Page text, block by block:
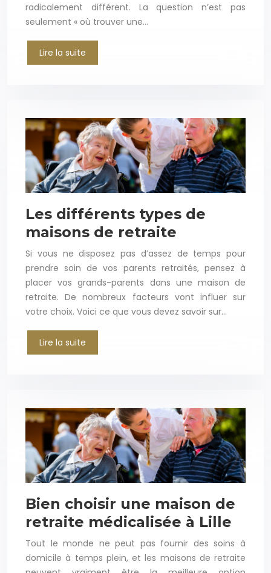
radicalement différent. La question n’est pas
seulement « où trouver une…
Lire la suite
Les différents types de
maisons de retraite
Si vous ne disposez pas d’assez de temps pour
prendre soin de vos parents retraités, pensez à
placer vos grands-parents dans une maison de
retraite. De nombreux facteurs vont influer sur
votre choix. Voici ce que vous devez savoir sur…
Lire la suite
Bien choisir une maison de
retraite médicalisée à Lille
Tout le monde ne peut pas fournir des soins à
domicile à temps plein, et les maisons de retraite